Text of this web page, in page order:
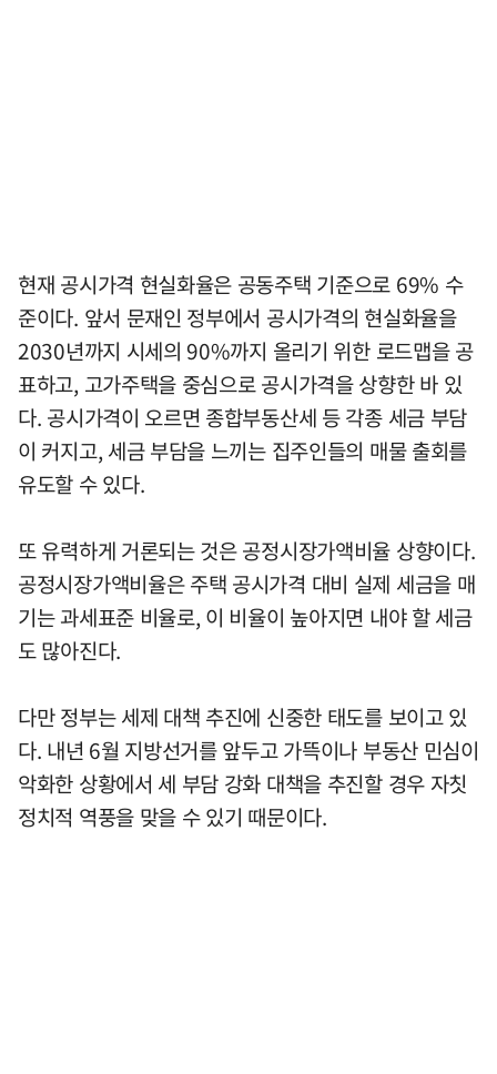
현재 공시가격 현실화율은 공동주택 기준으로 69% 수
준이다. 앞서 문재인 정부에서 공시가격의 현실화율을
2030년까지 시세의 90%까지 올리기 위한 로드맵을 공
표하고, 고가주택을 중심으로 공시가격을 상향한 바 있
다. 공시가격이 오르면 종합부동산세 등 각종 세금 부담
이 커지고, 세금 부담을 느끼는 집주인들의 매물 출회를
유도할 수 있다.
또 유력하게 거론되는 것은 공정시장가액비율 상향이다.
공정시장가액비율은 주택 공시가격 대비 실제 세금을 매
기는 과세표준 비율로, 이 비율이 높아지면 내야 할 세금
도 많아진다.
다만 정부는 세제 대책 추진에 신중한 태도를 보이고 있
다. 내년 6월 지방선거를 앞두고 가뜩이나 부동산 민심이
악화한 상황에서 세 부담 강화 대책을 추진할 경우 자칫
정치적 역풍을 맞을 수 있기 때문이다.